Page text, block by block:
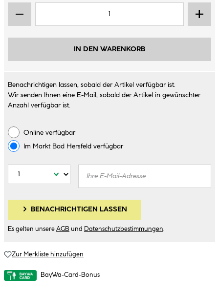
IN DEN WARENKORB
Benachrichtigen lassen, sobald der Artikel verfügbar ist.
Wir senden Ihnen eine E-Mail, sobald der Artikel in gewünschter
Anzahl verfügbar ist.
Online verfügbar
Im Markt Bad Hersfeld verfügbar
BENACHRICHTIGEN LASSEN
Es gelten unsere AGB und Datenschutzbestimmungen
Zur Merkliste hinzufügen
BayWa-Card-Bonus